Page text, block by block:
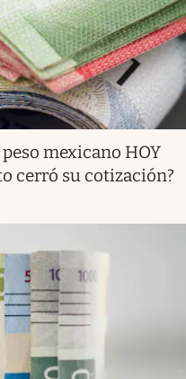
mexicano HOY
cerró su cotización?